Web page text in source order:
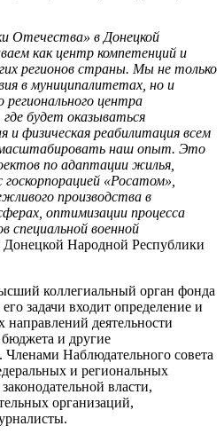
Отечества» в Донецкой
как центр компетенций и
регионов страны. Мы не только
в муниципалитетах, но и
регионального центра
будет оказываться
и физическая реабилитация всем
масштабировать наш опыт. Это
по адаптации жилья,
«Росатом»,
производства в
оптимизации процесса
специальной военной
Донецкой Народной Республики
коллегиальный орган фонда
задачи входит определение и
деятельности
и другие
Наблюдательного совета
и региональных
власти,
организаций,